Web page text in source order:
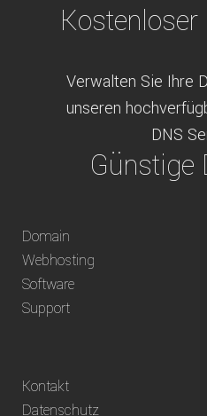
Kostenloser
Verwalten Sie Ihre
unseren
DNS
Günstige
weltweit verfügbare
Vorkasse oder über
Domain
Webhosting
Software
Support
Kontakt
Datenschutz